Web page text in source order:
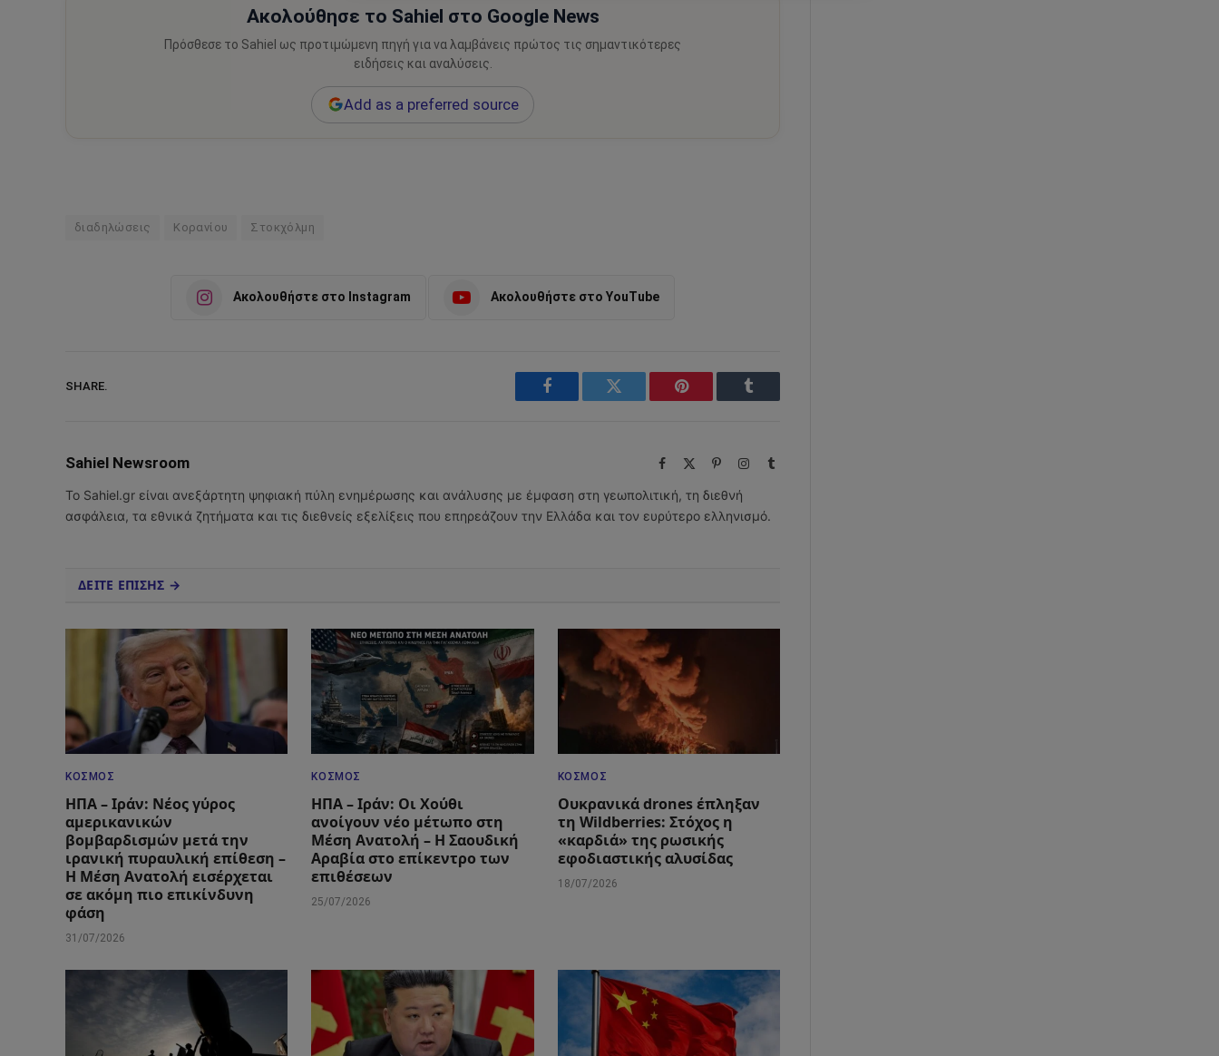
Ακολούθησε το Sahiel στο Google News
Πρόσθεσε το Sahiel ως προτιμώμενη πηγή για να λαμβάνεις πρώτος τις σημαντικότερες
ειδήσεις και αναλύσεις.
Add as a preferred source
διαδηλώσεις Κορανίου Στοκχόλμη
Ακολουθήστε στο Instagram Ακολουθήστε στο YouTube
SHARE.
Facebook Twitter Pinterest Tumblr
Sahiel Newsroom Facebook PinterestInstagram
Tumblr
Το Sahiel.gr είναι ανεξάρτητη ψηφιακή πύλη ενημέρωσης και ανάλυσης με έμφαση στη γεωπολιτική, τη διεθνή
ασφάλεια, τα εθνικά ζητήματα και τις διεθνείς εξελίξεις που επηρεάζουν την Ελλάδα και τον ευρύτερο ελληνισμό.
ΔΕΙΤΕ ΕΠΙΣΗΣ →
ΚΌΣΜΟΣ
ΗΠΑ – Ιράν: Νέος γύρος
αμερικανικών
βομβαρδισμών μετά την
ιρανική πυραυλική επίθεση –
Η Μέση Ανατολή εισέρχεται
σε ακόμη πιο επικίνδυνη
φάση
31/07/2026
ΚΌΣΜΟΣ
ΗΠΑ – Ιράν: Οι Χούθι
ανοίγουν νέο μέτωπο στη
Μέση Ανατολή – Η Σαουδική
Αραβία στο επίκεντρο των
επιθέσεων
25/07/2026
ΚΌΣΜΟΣ
Ουκρανικά drones έπληξαν
τη Wildberries: Στόχος η
«καρδιά» της ρωσικής
εφοδιαστικής αλυσίδας
18/07/2026